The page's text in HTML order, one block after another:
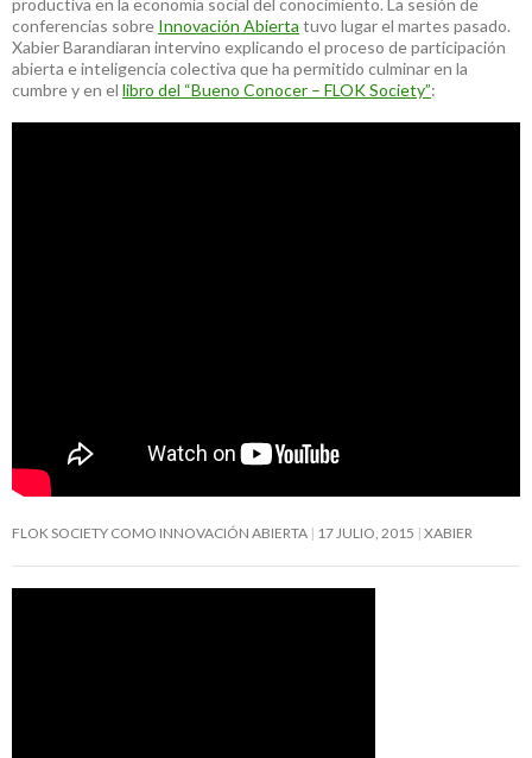
productiva en la economía social del conocimiento. La sesión de
conferencias sobre Innovación Abierta tuvo lugar el martes pasado.
Xabier Barandiaran intervino explicando el proceso de participación
abierta e inteligencia colectiva que ha permitido culminar en la
cumbre y en el libro del “Bueno Conocer – FLOK Society”:
FLOK SOCIETY COMO INNOVACIÓN ABIERTA 17 JULIO, 2015 XABIER